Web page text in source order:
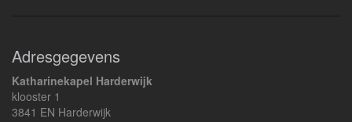
Adresgegevens
Katharinekapel Harderwijk
klooster 1
3841 EN Harderwijk